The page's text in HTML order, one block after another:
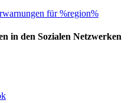
in den Sozialen Netzwerken